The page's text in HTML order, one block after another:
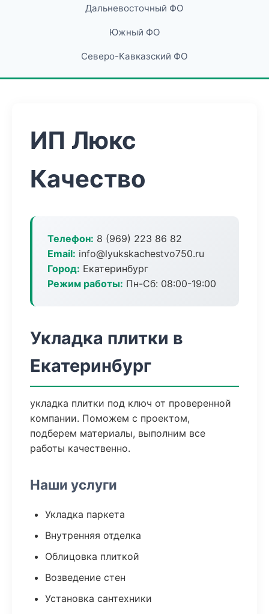
Дальневосточный ФО
Южный ФО
Северо-Кавказский ФО
ИП Люкс
Качество
Телефон: 8 (969) 223 86 82
Email: info@lyukskachestvo750.ru
Город: Екатеринбург
Режим работы: Пн-Сб: 08:00-19:00
Укладка плитки в
Екатеринбург
укладка плитки под ключ от проверенной
компании. Поможем с проектом,
подберем материалы, выполним все
работы качественно.
Наши услуги
Укладка паркета
Внутренняя отделка
Облицовка плиткой
Возведение стен
Установка сантехники